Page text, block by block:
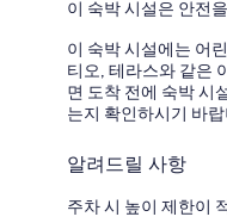
이 숙박 시설은 안전
이 숙박 시설에는 어
티오, 테라스와 같은
면 도착 전에 숙박 시
는지 확인하시기 바랍
알려드릴 사항
주차 시 높이 제한이